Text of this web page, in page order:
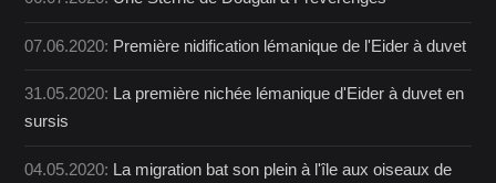
07.06.2020: Première nidification lémanique de l'Eider à duvet
31.05.2020: La première nichée lémanique d'Eider à duvet en
sursis
04.05.2020: La migration bat son plein à l'île aux oiseaux de